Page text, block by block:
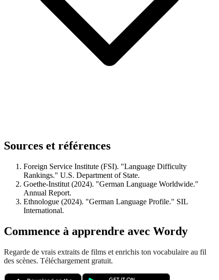
Sources et références
Foreign Service Institute (FSI). "Language Difficulty
Rankings." U.S. Department of State.
Goethe-Institut (2024). "German Language Worldwide."
Annual Report.
Ethnologue (2024). "German Language Profile." SIL
International.
Commence à apprendre avec Wordy
Regarde de vrais extraits de films et enrichis ton vocabulaire au fil
des scènes. Téléchargement gratuit.